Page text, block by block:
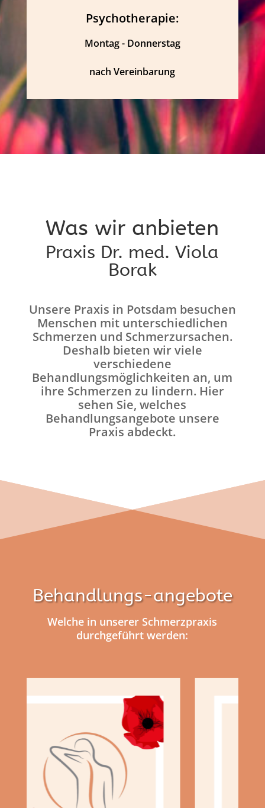
Psychotherapie:
Montag - Donnerstag
nach Vereinbarung
Was wir anbieten
Praxis Dr. med. Viola
Borak
Unsere Praxis in Potsdam besuchen
Menschen mit unterschiedlichen
Schmerzen und Schmerzursachen.
Deshalb bieten wir viele
verschiedene
Behandlungsmöglichkeiten an, um
ihre Schmerzen zu lindern. Hier
sehen Sie, welches
Behandlungsangebote unsere
Praxis abdeckt.
Behandlungs-angebote
Welche in unserer Schmerzpraxis
durchgeführt werden: